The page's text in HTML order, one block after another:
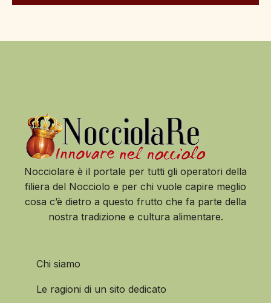
Nocciolare è il portale per tutti gli operatori della
filiera del Nocciolo e per chi vuole capire meglio
cosa c’è dietro a questo frutto che fa parte della
nostra tradizione e cultura alimentare.
Chi siamo
Le ragioni di un sito dedicato